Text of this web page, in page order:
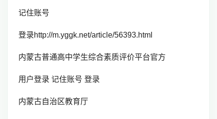
记住账号
登录http://m.yggk.net/article/56393.html
内蒙古普通高中学生综合素质评价平台官方
用户登录 记住账号 登录
内蒙古自治区教育厅